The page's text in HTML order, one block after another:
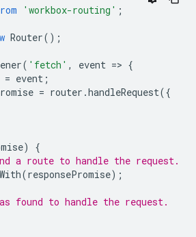
'workbox-routing' ;
Router();
( 'fetch' , event => {
= event ;
= router .handleRequest({
)
{
a route to handle the request.
(responsePromise);
found to handle the request.